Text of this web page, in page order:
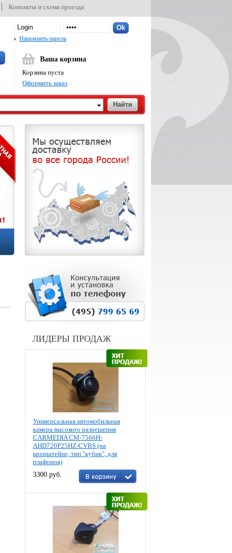
Контакты и схема проезда
Напомнить пароль
Ваша корзина
Корзина пуста
Оформить заказ
ЛИДЕРЫ ПРОДАЖ
Универсальная автомобильная
камера высокого разрешения
CARMEDIA CM-7566H-
AHD720P25HZ-CVBS (на
кронштейне, тип "кубик", для
плафонов)
3300 руб.